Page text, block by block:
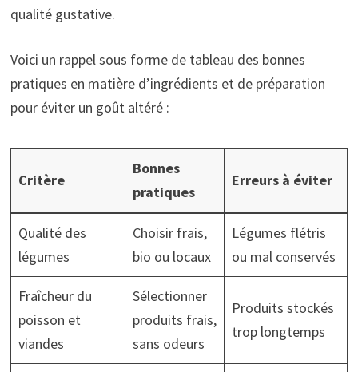
qualité gustative.
Voici un rappel sous forme de tableau des bonnes
pratiques en matière d’ingrédients et de préparation
pour éviter un goût altéré :
Critère
Bonnes
pratiques
Erreurs à éviter
Qualité des
légumes
Choisir frais,
bio ou locaux
Légumes flétris
ou mal conservés
Fraîcheur du
poisson et
viandes
Sélectionner
produits frais,
sans odeurs
Produits stockés
trop longtemps